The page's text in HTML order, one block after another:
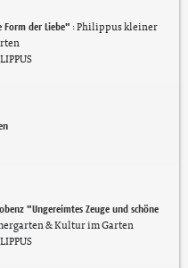
der Liebe" :Philippus kleiner
"Ungereimtes Zeuge und schöne
& Kultur im Garten